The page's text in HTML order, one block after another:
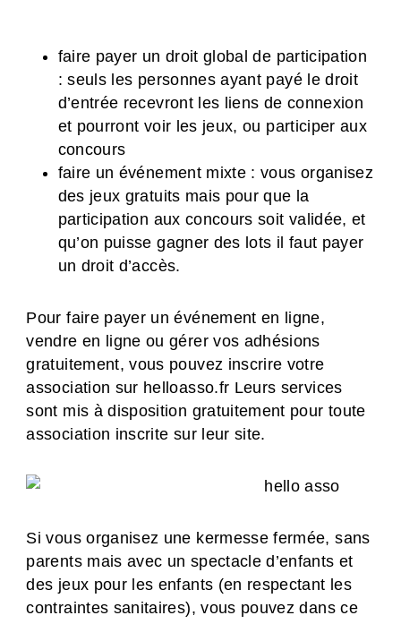
faire payer un droit global de participation
: seuls les personnes ayant payé le droit
d’entrée recevront les liens de connexion
et pourront voir les jeux, ou participer aux
concours
faire un événement mixte : vous organisez
des jeux gratuits mais pour que la
participation aux concours soit validée, et
qu’on puisse gagner des lots il faut payer
un droit d’accès.
Pour faire payer un événement en ligne,
vendre en ligne ou gérer vos adhésions
gratuitement, vous pouvez inscrire votre
association sur helloasso.fr Leurs services
sont mis à disposition gratuitement pour toute
association inscrite sur leur site.
Si vous organisez une kermesse fermée, sans
parents mais avec un spectacle d’enfants et
des jeux pour les enfants (en respectant les
contraintes sanitaires), vous pouvez dans ce